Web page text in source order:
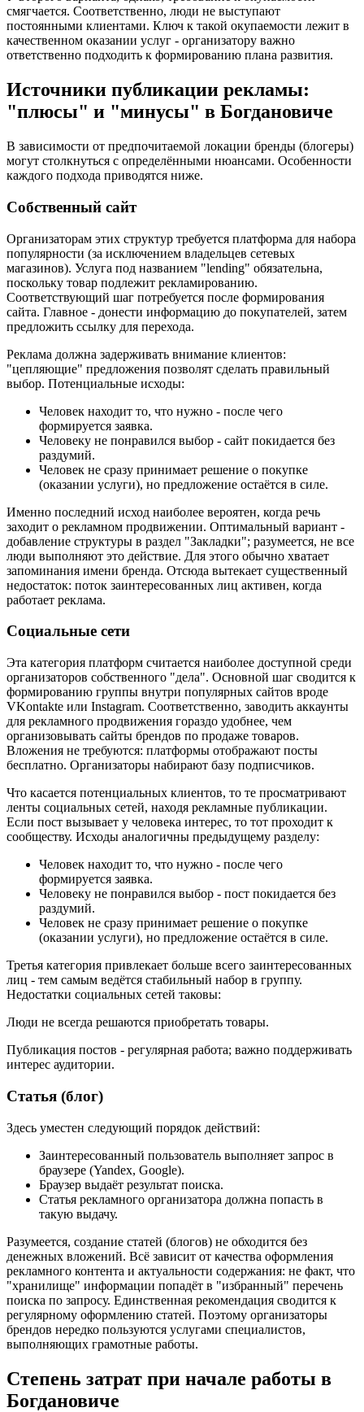
смягчается. Соответственно, люди не выступают
постоянными клиентами. Ключ к такой окупаемости лежит в
качественном оказании услуг - организатору важно
ответственно подходить к формированию плана развития.
Источники публикации рекламы:
"плюсы" и "минусы" в Богдановиче
В зависимости от предпочитаемой локации бренды (блогеры)
могут столкнуться с определёнными нюансами. Особенности
каждого подхода приводятся ниже.
Собственный сайт
Организаторам этих структур требуется платформа для набора
популярности (за исключением владельцев сетевых
магазинов). Услуга под названием "lending" обязательна,
поскольку товар подлежит рекламированию.
Соответствующий шаг потребуется после формирования
сайта. Главное - донести информацию до покупателей, затем
предложить ссылку для перехода.
Реклама должна задерживать внимание клиентов:
"цепляющие" предложения позволят сделать правильный
выбор. Потенциальные исходы:
Человек находит то, что нужно - после чего
формируется заявка.
Человеку не понравился выбор - сайт покидается без
раздумий.
Человек не сразу принимает решение о покупке
(оказании услуги), но предложение остаётся в силе.
Именно последний исход наиболее вероятен, когда речь
заходит о рекламном продвижении. Оптимальный вариант -
добавление структуры в раздел "Закладки"; разумеется, не все
люди выполняют это действие. Для этого обычно хватает
запоминания имени бренда. Отсюда вытекает существенный
недостаток: поток заинтересованных лиц активен, когда
работает реклама.
Социальные сети
Эта категория платформ считается наиболее доступной среди
организаторов собственного "дела". Основной шаг сводится к
формированию группы внутри популярных сайтов вроде
VKontakte или Instagram. Соответственно, заводить аккаунты
для рекламного продвижения гораздо удобнее, чем
организовывать сайты брендов по продаже товаров.
Вложения не требуются: платформы отображают посты
бесплатно. Организаторы набирают базу подписчиков.
Что касается потенциальных клиентов, то те просматривают
ленты социальных сетей, находя рекламные публикации.
Если пост вызывает у человека интерес, то тот проходит к
сообществу. Исходы аналогичны предыдущему разделу:
Человек находит то, что нужно - после чего
формируется заявка.
Человеку не понравился выбор - пост покидается без
раздумий.
Человек не сразу принимает решение о покупке
(оказании услуги), но предложение остаётся в силе.
Третья категория привлекает больше всего заинтересованных
лиц - тем самым ведётся стабильный набор в группу.
Недостатки социальных сетей таковы:
Люди не всегда решаются приобретать товары.
Публикация постов - регулярная работа; важно поддерживать
интерес аудитории.
Статья (блог)
Здесь уместен следующий порядок действий:
Заинтересованный пользователь выполняет запрос в
браузере (Yandex, Google).
Браузер выдаёт результат поиска.
Статья рекламного организатора должна попасть в
такую выдачу.
Разумеется, создание статей (блогов) не обходится без
денежных вложений. Всё зависит от качества оформления
рекламного контента и актуальности содержания: не факт, что
"хранилище" информации попадёт в "избранный" перечень
поиска по запросу. Единственная рекомендация сводится к
регулярному оформлению статей. Поэтому организаторы
брендов нередко пользуются услугами специалистов,
выполняющих грамотные работы.
Степень затрат при начале работы в
Богдановиче